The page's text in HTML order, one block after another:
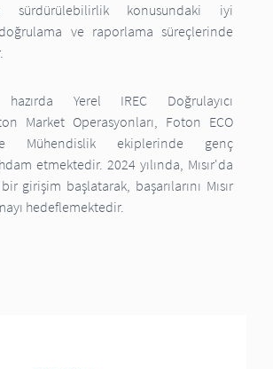
sürdürülebilirlik konusundaki iyi
ve raporlama süreçlerinde
Yerel IREC Doğrulayıcı
Market Operasyonları, Foton ECO
Mühendislik ekiplerinde genç
etmektedir. 2024 yılında, Mısır'da
girişim başlatarak, başarılarını Mısır
hedeflemektedir.